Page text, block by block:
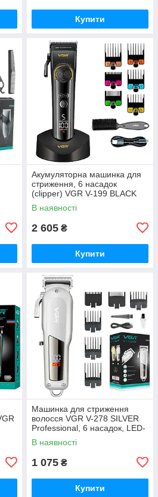
Купити
Акумуляторна машинка для
стриження, 6 насадок
(clipper) VGR V-199 BLACK
В наявності
2 605 ₴
Купити
Машинка для стриження
волосся VGR V-278 SILVER
Professional, 6 насадок, LED-
дисплей
В наявності
1 075 ₴
Купити